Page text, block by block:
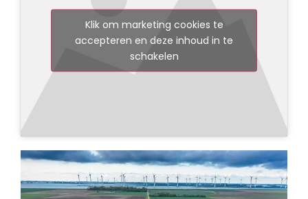
Klik om marketing cookies te
accepteren en deze inhoud in te
schakelen